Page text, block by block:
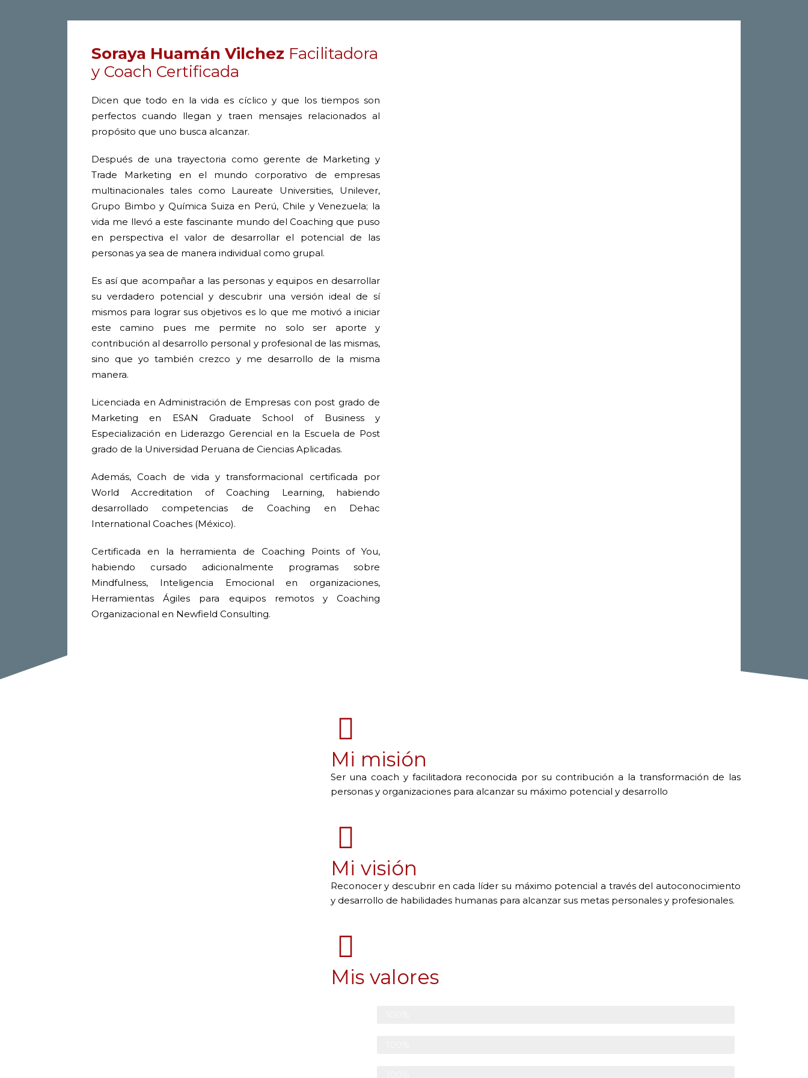
Soraya Huamán Vilchez Facilitadora
y Coach Certificada
Dicen que todo en la vida es cíclico y que los tiempos son
perfectos cuando llegan y traen mensajes relacionados al
propósito que uno busca alcanzar.
Después de una trayectoria como gerente de Marketing y
Trade Marketing en el mundo corporativo de empresas
multinacionales tales como Laureate Universities, Unilever,
Grupo Bimbo y Química Suiza en Perú, Chile y Venezuela; la
vida me llevó a este fascinante mundo del Coaching que puso
en perspectiva el valor de desarrollar el potencial de las
personas ya sea de manera individual como grupal.
Es así que acompañar a las personas y equipos en desarrollar
su verdadero potencial y descubrir una versión ideal de sí
mismos para lograr sus objetivos es lo que me motivó a iniciar
este camino pues me permite no solo ser aporte y
contribución al desarrollo personal y profesional de las mismas,
sino que yo también crezco y me desarrollo de la misma
manera.
Licenciada en Administración de Empresas con post grado de
Marketing en ESAN Graduate School of Business y
Especialización en Liderazgo Gerencial en la Escuela de Post
grado de la Universidad Peruana de Ciencias Aplicadas.
Además, Coach de vida y transformacional certificada por
World Accreditation of Coaching Learning, habiendo
desarrollado competencias de Coaching en Dehac
International Coaches (México).
Certificada en la herramienta de Coaching Points of You,
habiendo cursado adicionalmente programas sobre
Mindfulness, Inteligencia Emocional en organizaciones,
Herramientas Ágiles para equipos remotos y Coaching
Organizacional en Newfield Consulting.
Mi misión
Ser una coach y facilitadora reconocida por su contribución a la transformación de las
personas y organizaciones para alcanzar su máximo potencial y desarrollo
Mi visión
Reconocer y descubrir en cada líder su máximo potencial a través del autoconocimiento
y desarrollo de habilidades humanas para alcanzar sus metas personales y profesionales.
Mis valores